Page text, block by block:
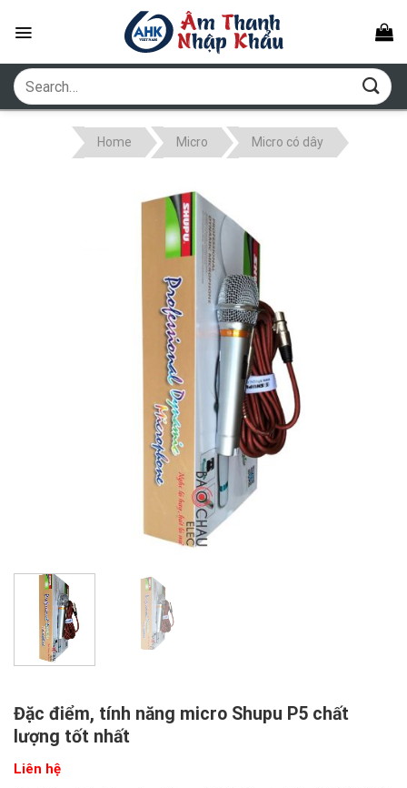
Search
for:
Home Micro Micro có dây
Đặc điểm, tính năng micro Shupu P5 chất
lượng tốt nhất
Liên hệ